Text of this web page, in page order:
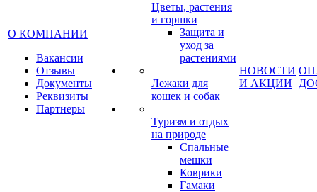
О КОМПАНИИ
Вакансии
Отзывы
Документы
Реквизиты
Партнеры
Цветы, растения
и горшки
Защита и
уход за
растениями
Лежаки для
кошек и собак
Туризм и отдых
на природе
Спальные
мешки
Коврики
Гамаки
НОВОСТИ
И АКЦИИ